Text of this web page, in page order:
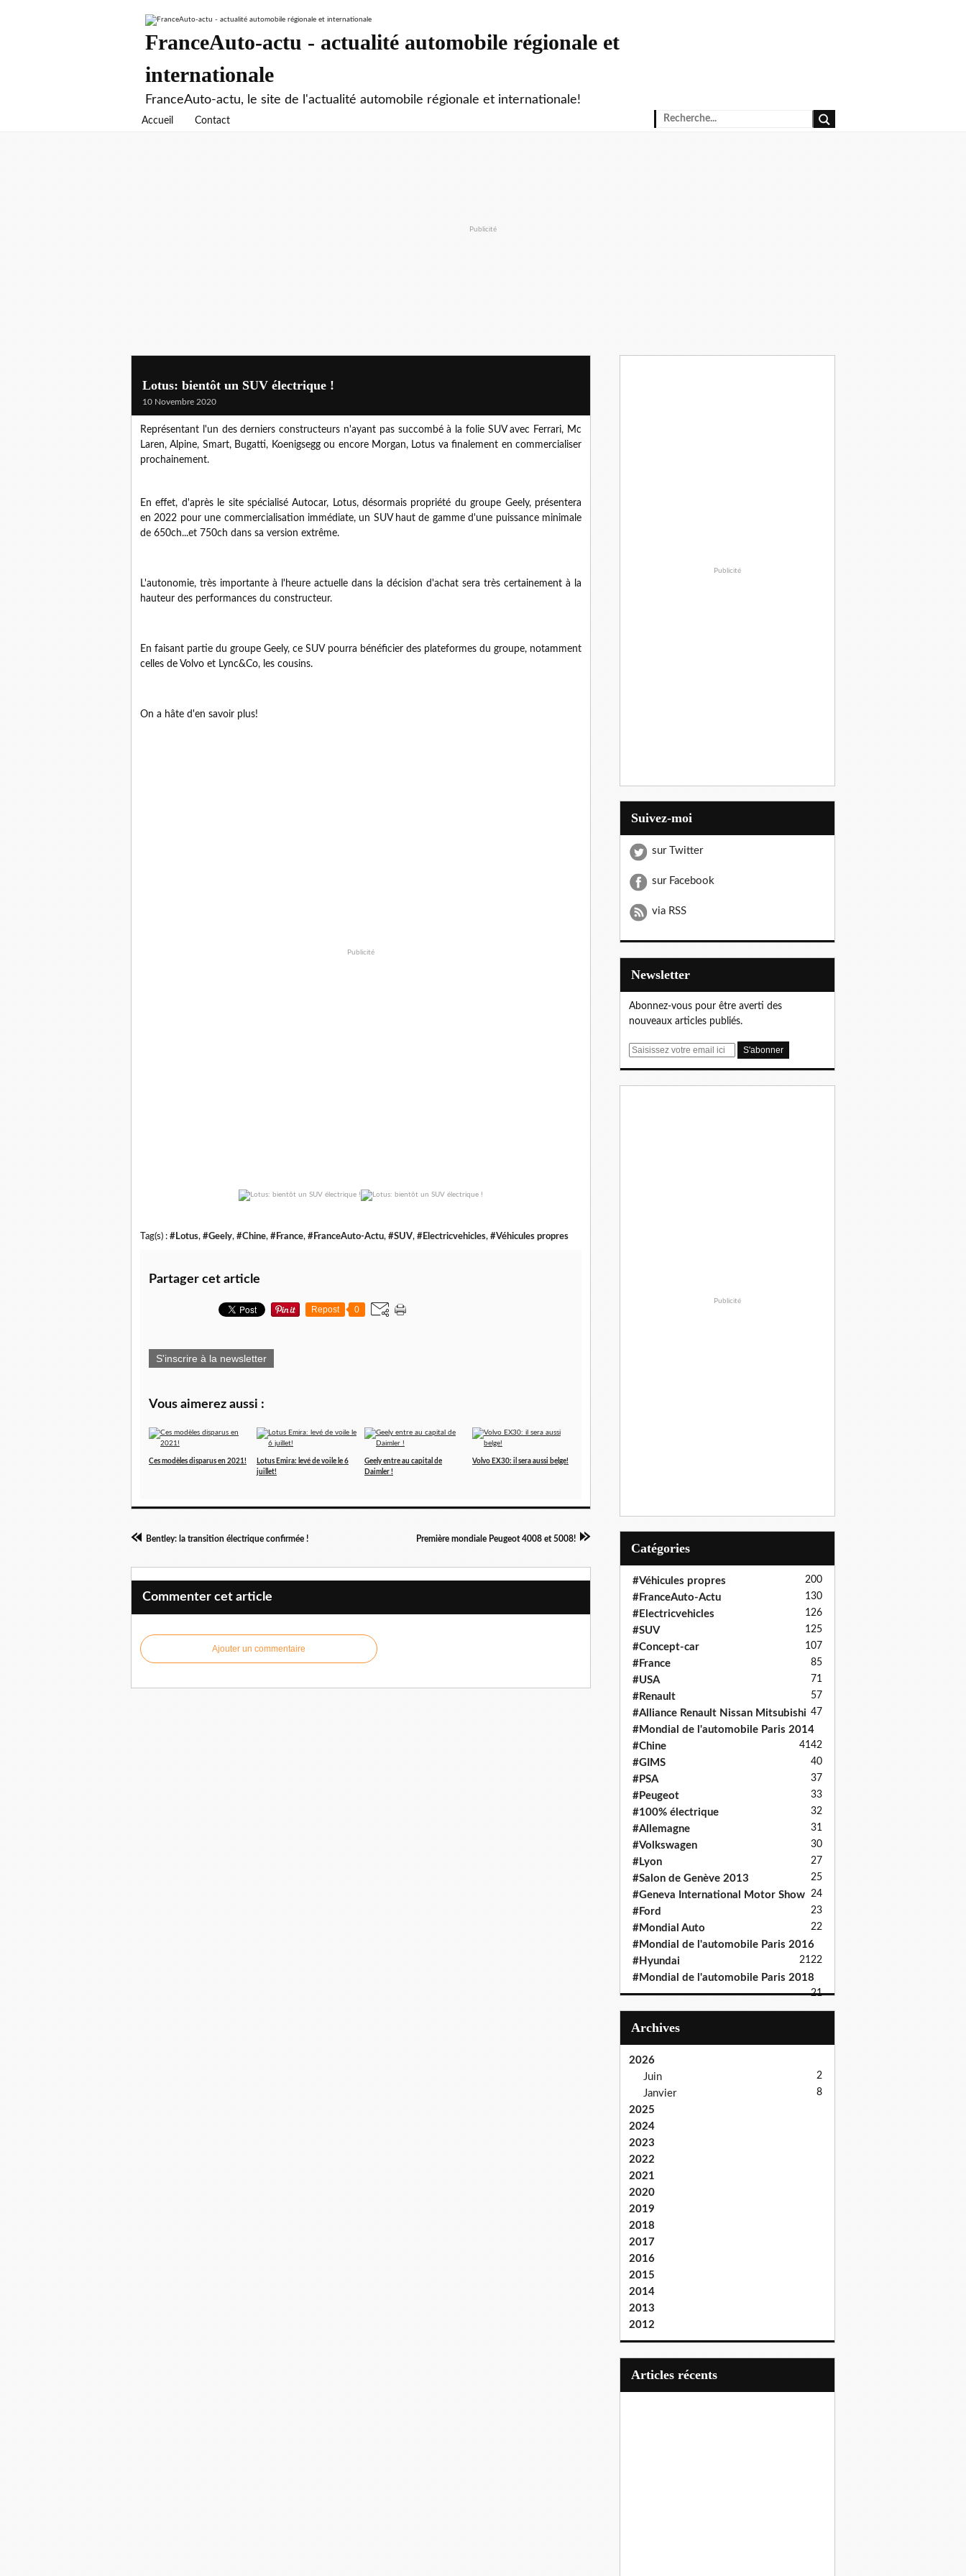
FranceAuto-actu - actualité automobile régionale et
internationale
FranceAuto-actu, le site de l'actualité automobile régionale et internationale!
Accueil Contact
Publicité
Lotus: bientôt un SUV électrique !
10 Novembre 2020
Représentant l'un des derniers constructeurs n'ayant pas succombé à la folie SUV avec Ferrari, Mc
Laren, Alpine, Smart, Bugatti, Koenigsegg ou encore Morgan, Lotus va finalement en commercialiser
prochainement.
En effet, d'après le site spécialisé Autocar, Lotus, désormais propriété du groupe Geely, présentera
en 2022 pour une commercialisation immédiate, un SUV haut de gamme d'une puissance minimale
de 650ch...et 750ch dans sa version extrême.
L'autonomie, très importante à l'heure actuelle dans la décision d'achat sera très certainement à la
hauteur des performances du constructeur.
En faisant partie du groupe Geely, ce SUV pourra bénéficier des plateformes du groupe, notamment
celles de Volvo et Lync&Co, les cousins.
On a hâte d'en savoir plus!
Publicité
Tag(s) : #Lotus, #Geely, #Chine, #France, #FranceAuto-Actu, #SUV, #Electricvehicles, #Véhicules propres
Partager cet article
Repost 0
S'inscrire à la newsletter
Vous aimerez aussi :
Ces modèles disparus en 2021!
Lotus Emira: levé de voile le 6
juillet!
Geely entre au capital de
Daimler !
Volvo EX30: il sera aussi belge!
Bentley: la transition électrique confirmée ! Première mondiale Peugeot 4008 et 5008!
Commenter cet article
Ajouter un commentaire
Publicité
Suivez-moi
sur Twitter
sur Facebook
via RSS
Newsletter
Abonnez-vous pour être averti des
nouveaux articles publiés.
E
Publicité
Catégories
#Véhicules propres 200
#FranceAuto-Actu 130
#Electricvehicles 126
#SUV 125
#Concept-car 107
#France 85
#USA 71
#Renault 57
#Alliance Renault Nissan Mitsubishi 47
#Mondial de l'automobile Paris 2014
42
#Chine 41
#GIMS 40
#PSA 37
#Peugeot 33
#100% électrique 32
#Allemagne 31
#Volkswagen 30
#Lyon 27
#Salon de Genève 2013 25
#Geneva International Motor Show 24
#Ford 23
#Mondial Auto 22
#Mondial de l'automobile Paris 2016
22
#Hyundai 21
#Mondial de l'automobile Paris 2018
21
Archives
2026
Juin
2
Janvier 8
2025
2024
2023
2022
2021
2020
2019
2018
2017
2016
2015
2014
2013
2012
articles récents